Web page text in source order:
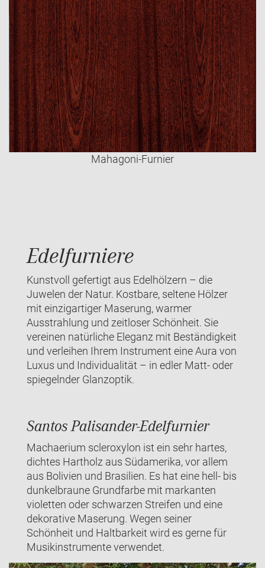
Mahagoni-Furnier
Edelfurniere
Kunstvoll gefertigt aus Edelhölzern – die
Juwelen der Natur. Kostbare, seltene Hölzer
mit einzigartiger Maserung, warmer
Ausstrahlung und zeitloser Schönheit. Sie
vereinen natürliche Eleganz mit Beständigkeit
und verleihen Ihrem Instrument eine Aura von
Luxus und Individualität – in edler Matt- oder
spiegelnder Glanzoptik.
Santos Palisander-Edelfurnier
Machaerium scleroxylon ist ein sehr hartes,
dichtes Hartholz aus Südamerika, vor allem
aus Bolivien und Brasilien. Es hat eine hell- bis
dunkelbraune Grundfarbe mit markanten
violetten oder schwarzen Streifen und eine
dekorative Maserung. Wegen seiner
Schönheit und Haltbarkeit wird es gerne für
Musikinstrumente verwendet.